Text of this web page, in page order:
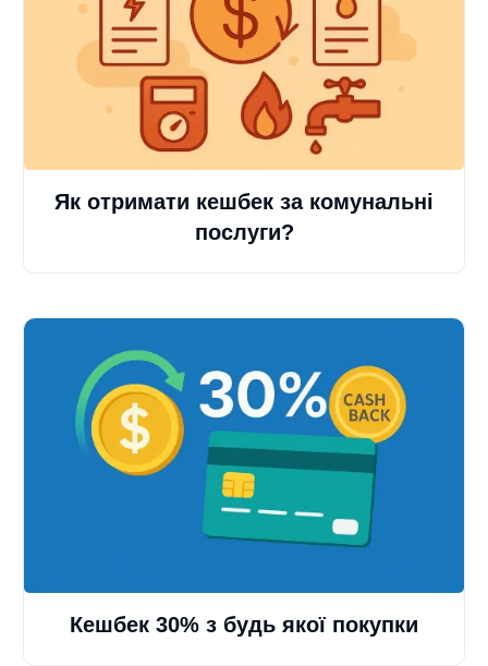
Як отримати кешбек за комунальні
послуги?
Кешбек 30% з будь якої покупки